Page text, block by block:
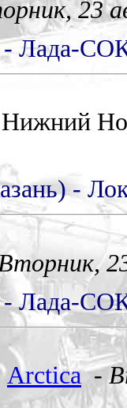
23
- Лада-
-
Вторник,
- Лада-
Arctica-